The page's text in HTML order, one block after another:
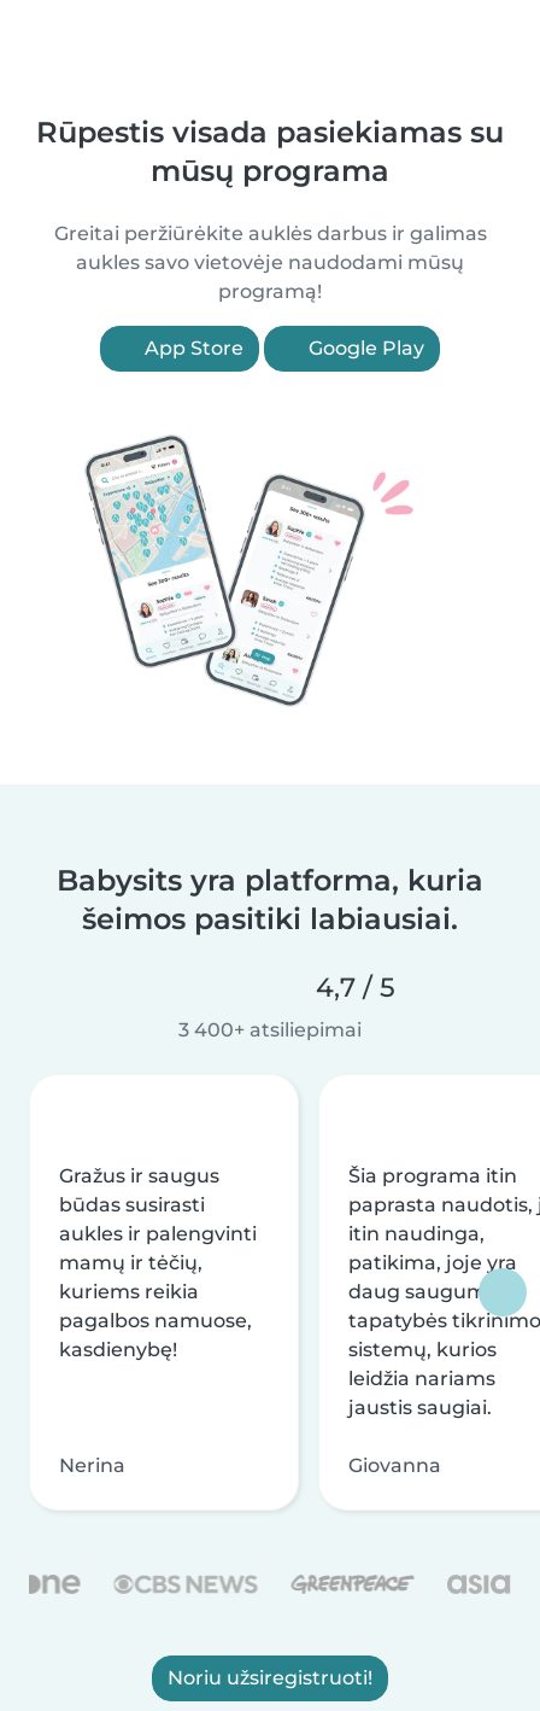
Rūpestis visada pasiekiamas su
mūsų programa
Greitai peržiūrėkite auklės darbus ir galimas
aukles savo vietovėje naudodami mūsų
programą!
App Store Google Play
Babysits yra platforma, kuria
šeimos pasitiki labiausiai.
4,7 / 5
3 400+ atsiliepimai
Gražus ir saugus
būdas susirasti
aukles ir palengvinti
mamų ir tėčių,
kuriems reikia
pagalbos namuose,
kasdienybę!
Nerina
Šia programa itin
paprasta naudotis,
itin naudinga,
patikima, joje yra
daug saugumo ir
tapatybės tikrinimo
sistemų, kurios
leidžia nariams
jaustis saugiai.
Giovanna
Noriu užsiregistruoti!